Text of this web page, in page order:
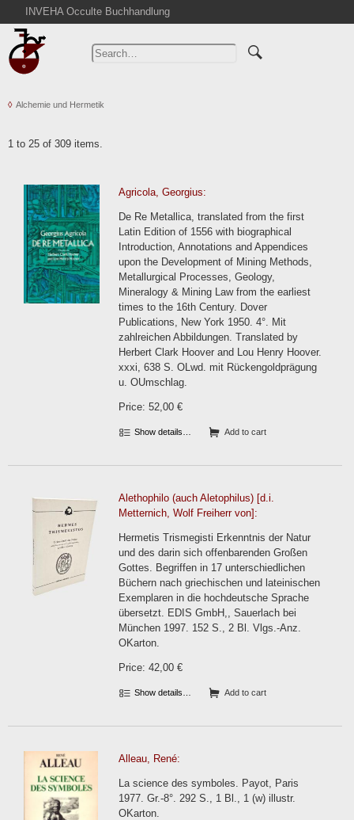
INVEHA Occulte Buchhandlung
Home
Advanced Search
Cart
Contact
Terms
Withdrawal
Privacy Policy
Imprint
Alchemie und Hermetik
1 to 25 of 309 items.
Agricola, Georgius:
De Re Metallica, translated from the first
Latin Edition of 1556 with biographical
Introduction, Annotations and Appendices
upon the Development of Mining Methods,
Metallurgical Processes, Geology,
Mineralogy & Mining Law from the earliest
times to the 16th Century. Dover
Publications, New York 1950. 4°. Mit
zahlreichen Abbildungen. Translated by
Herbert Clark Hoover and Lou Henry Hoover.
xxxi, 638 S. OLwd. mit Rückengoldprägung
u. OUmschlag.
Price: 52,00 €
Show details… Add to cart
Alethophilo (auch Aletophilus) [d.i.
Metternich, Wolf Freiherr von]:
Hermetis Trismegisti Erkenntnis der Natur
und des darin sich offenbarenden Großen
Gottes. Begriffen in 17 unterschiedlichen
Büchern nach griechischen und lateinischen
Exemplaren in die hochdeutsche Sprache
übersetzt. EDIS GmbH,, Sauerlach bei
München 1997. 152 S., 2 Bl. Vlgs.-Anz.
OKarton.
Price: 42,00 €
Show details… Add to cart
Alleau, René:
La science des symboles. Payot, Paris
1977. Gr.-8°. 292 S., 1 Bl., 1 (w) illustr.
OKarton.